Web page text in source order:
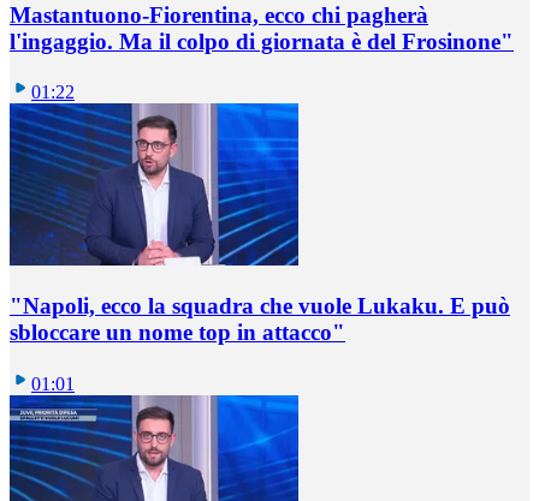
Mastantuono-Fiorentina, ecco chi pagherà
l'ingaggio. Ma il colpo di giornata è del Frosinone"
01:22
"Napoli, ecco la squadra che vuole Lukaku. E può
sbloccare un nome top in attacco"
01:01